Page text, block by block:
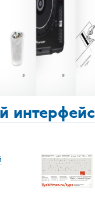
интерфейс